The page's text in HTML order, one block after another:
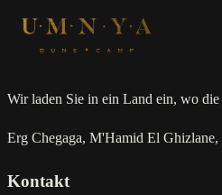
Wir laden Sie in ein Land ein, wo
Erg Chegaga, M'Hamid El
Kontakt